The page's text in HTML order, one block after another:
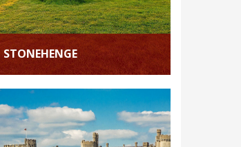
STONEHENGE